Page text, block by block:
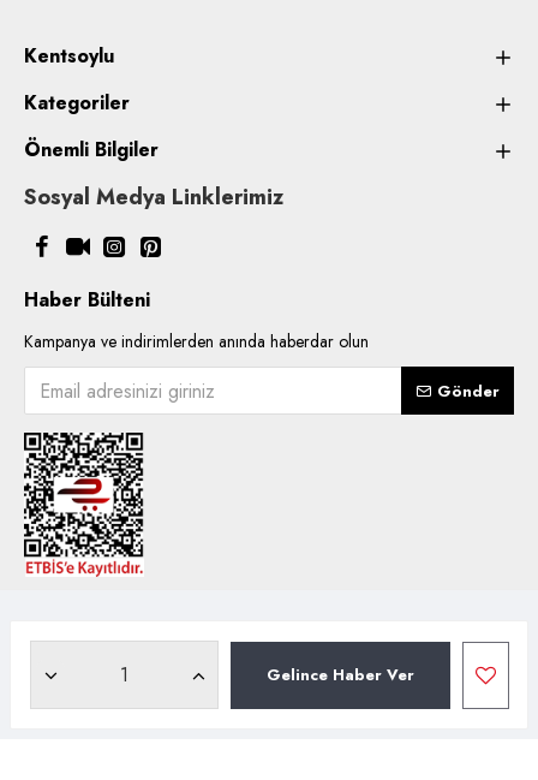
Gelince Haber Ver
Kentsoylu
Kategoriler
Önemli Bilgiler
Sosyal Medya Linklerimiz
Haber Bülteni
Kampanya ve indirimlerden anında haberdar olun
Gönder